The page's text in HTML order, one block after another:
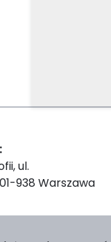
ul.
938 Warszawa